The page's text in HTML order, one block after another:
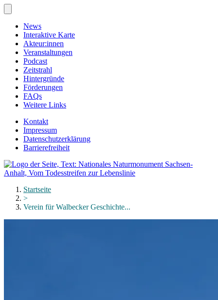
Zum
Hauptinhalt
springenNews
Interaktive Karte
Akteur:innen
Veranstaltungen
Podcast
Zeitstrahl
Hintergründe
Förderungen
FAQs
Weitere Links
Kontakt
Impressum
Datenschutzerklärung
Barrierefreiheit
Menü
schließen
Startseite
>
Verein für Walbecker Geschichte...